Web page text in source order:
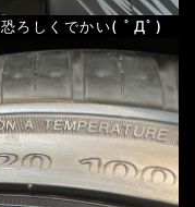
ろしくでかい( ﾟДﾟ)